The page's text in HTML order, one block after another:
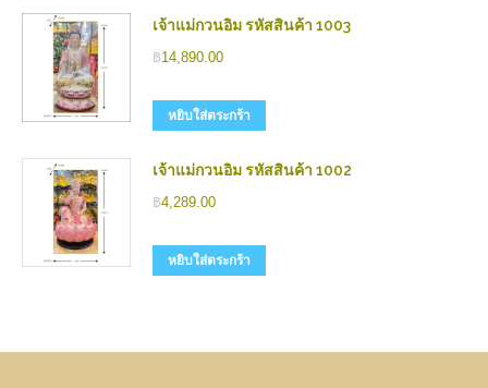
เจ้าแม่กวนอิม รหัสสินค้า 1003
฿14,890.00
หยิบใส่ตระกร้า
เจ้าแม่กวนอิม รหัสสินค้า 1002
฿4,289.00
หยิบใส่ตระกร้า